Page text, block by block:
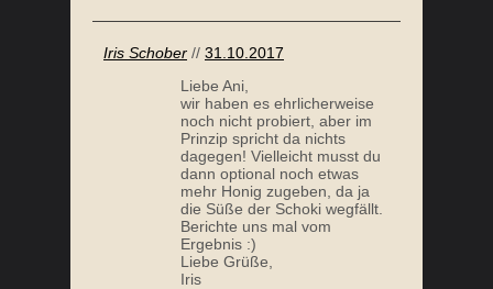
WILDKRÄUTERSALAT
Iris Schober // 31.10.2017
Liebe Ani,
wir haben es ehrlicherweise
noch nicht probiert, aber im
Prinzip spricht da nichts
dagegen! Vielleicht musst du
dann optional noch etwas
mehr Honig zugeben, da ja
die Süße der Schoki wegfällt.
Berichte uns mal vom
Ergebnis :)
Liebe Grüße,
Iris